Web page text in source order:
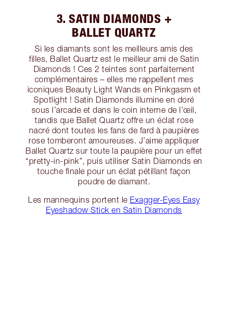
3. SATIN DIAMONDS +
BALLET QUARTZ
Si les diamants sont les meilleurs amis des
filles, Ballet Quartz est le meilleur ami de Satin
Diamonds ! Ces 2 teintes sont parfaitement
complémentaires – elles me rappellent mes
iconiques Beauty Light Wands en Pinkgasm et
Spotlight ! Satin Diamonds illumine en doré
sous l’arcade et dans le coin interne de l’œil,
tandis que Ballet Quartz offre un éclat rose
nacré dont toutes les fans de fard à paupières
rose tomberont amoureuses. J’aime appliquer
Ballet Quartz sur toute la paupière pour un effet
“pretty-in-pink”, puis utiliser Satin Diamonds en
touche finale pour un éclat pétillant façon
poudre de diamant.
Les mannequins portent le Exagger-Eyes Easy
Eyeshadow Stick en Satin Diamonds